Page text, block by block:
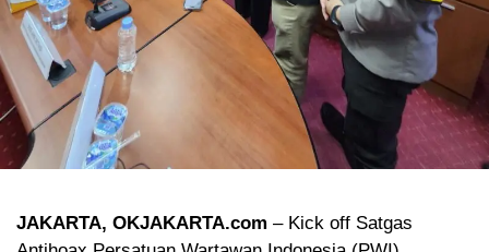
JAKARTA, OKJAKARTA.com – Kick off Satgas